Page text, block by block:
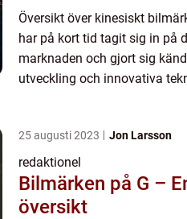
Översikt över kinesiskt
har på kort tid tagit sig in på
marknaden och gjort sig
utveckling och innovativa
25 augusti 2023 Jon Larsson
redaktionel
Bilmärken på G –
översikt